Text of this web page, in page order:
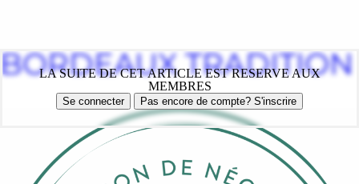
LA SUITE DE CET ARTICLE EST RESERVE AUX
MEMBRES
Se connecter Pas encore de compte? S'inscrire
BORDEAUX TRADITION